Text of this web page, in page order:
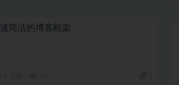
简洁的博客框架